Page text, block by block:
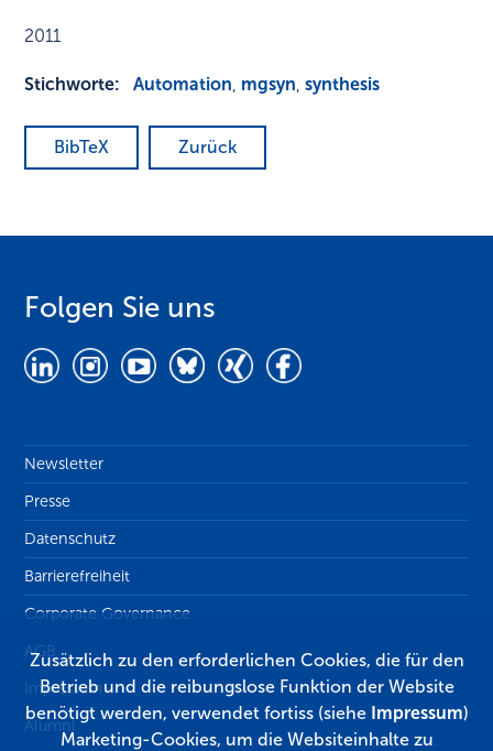
2011
Stichworte: Automation, mgsyn,synthesis
BibTeX Zurück
Folgen Sie uns
Newsletter
Presse
Datenschutz
Barrierefreiheit
Corporate Governance
AGB
Impressum
Alumni
Zusätzlich zu den erforderlichen Cookies, die für den
Betrieb und die reibungslose Funktion der Website
benötigt werden, verwendet fortiss (siehe Impressum)
Marketing-Cookies, um die Websiteinhalte zu